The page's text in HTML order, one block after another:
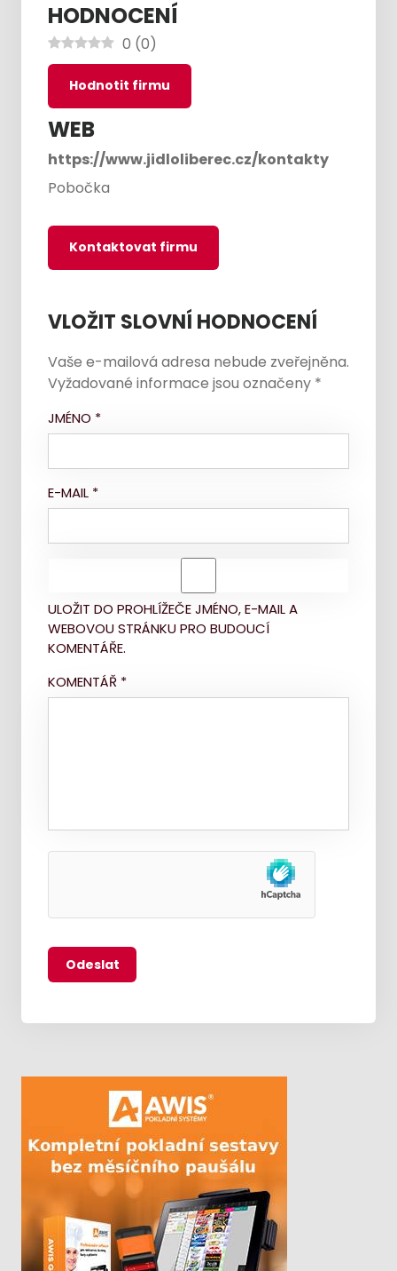
HODNOCENÍ
0 (0)
Hodnotit firmu
WEB
https://www.jidloliberec.cz/kontakty
Pobočka
Kontaktovat firmu
VLOŽIT SLOVNÍ HODNOCENÍ
Vaše e-mailová adresa nebude zveřejněna.
Vyžadované informace jsou označeny *
JMÉNO *
E-MAIL *
ULOŽIT DO PROHLÍŽEČE JMÉNO, E-MAIL A
WEBOVOU STRÁNKU PRO BUDOUCÍ
KOMENTÁŘE.
KOMENTÁŘ *